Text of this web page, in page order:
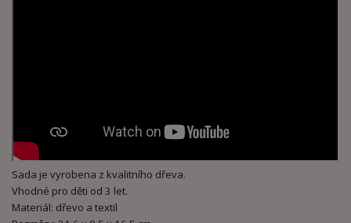
Sada je vyrobena z kvalitního dřeva.
Vhodné pro děti od 3 let.
Materiál: dřevo a textil